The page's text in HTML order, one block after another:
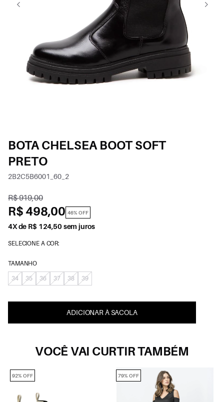
BOTA CHELSEA BOOT SOFT
PRETO
2B2C5B6001_60_2
R$ 919,00
R$ 498,00 46% OFF
4X de R$ 124,50 sem juros
SELECIONE A COR:
TAMANHO
34
35 36 37 38 39
ADICIONAR À SACOLA
VOCÊ VAI CURTIR TAMBÉM
92% OFF 79% OFF